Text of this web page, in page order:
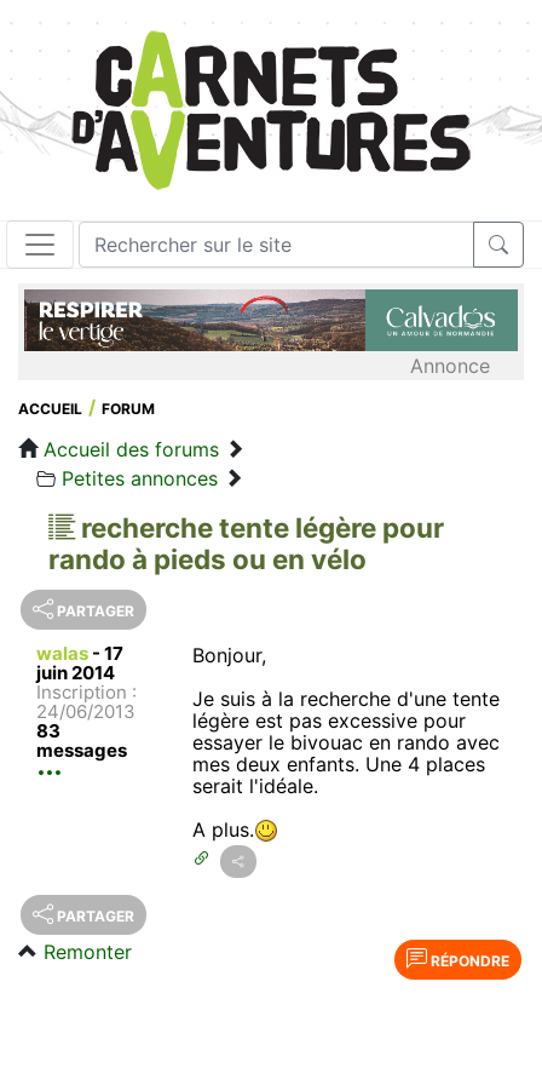
Annonce
ACCUEIL FORUM
Accueil des forums
Petites annonces
recherche tente légère pour
rando à pieds ou en vélo
PARTAGER
walas - 17
juin 2014
Inscription :
24/06/2013
83
messages
Bonjour,
Je suis à la recherche d'une tente
légère est pas excessive pour
essayer le bivouac en rando avec
mes deux enfants. Une 4 places
serait l'idéale.
A plus.
PARTAGER
RÉPONDRE
Remonter